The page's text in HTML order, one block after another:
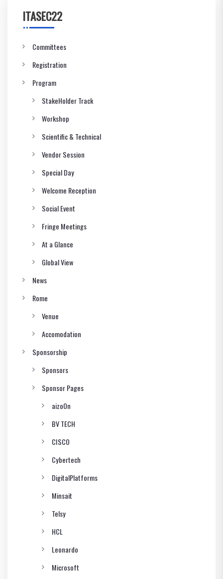
ITASEC22
Committees
Registration
Program
StakeHolder Track
Workshop
Scientific & Technical
Vendor Session
Special Day
Welcome Reception
Social Event
Fringe Meetings
At a Glance
Global View
News
Rome
Venue
Accomodation
Sponsorship
Sponsors
Sponsor Pages
aizoOn
BV TECH
CISCO
Cybertech
DigitalPlatforms
Minsait
Telsy
HCL
Leonardo
Microsoft